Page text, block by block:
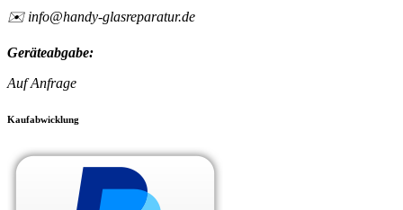
✉️ info@handy-glasreparatur.de
Geräteabgabe:
Auf Anfrage
Kaufabwicklung